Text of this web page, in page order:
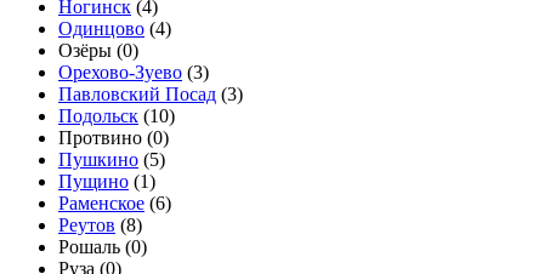
Ногинск (4)
Одинцово (4)
Озёры (0)
Орехово-Зуево (3)
Павловский Посад (3)
Подольск (10)
Протвино (0)
Пушкино (5)
Пущино (1)
Раменское (6)
Реутов (8)
Рошаль (0)
Руза (0)